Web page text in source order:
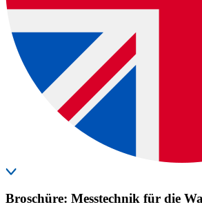
Broschüre: Messtechnik für die